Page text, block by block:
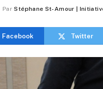
Par Stéphane St-Amour |
Facebook Twitter